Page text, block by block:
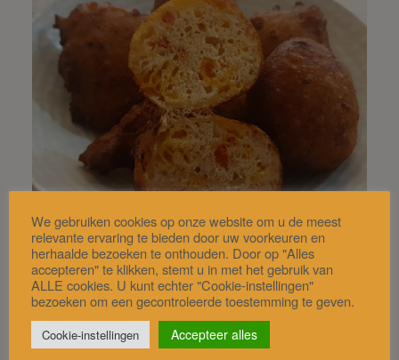
Oliebol – Chorizo
(5/ 5)
We gebruiken cookies op onze website om u de meest
relevante ervaring te bieden door uw voorkeuren en
herhaalde bezoeken te onthouden. Door op "Alles
accepteren" te klikken, stemt u in met het gebruik van
ALLE cookies. U kunt echter "Cookie-instellingen"
bezoeken om een gecontroleerde toestemming te geven.
Cookie-instellingen Accepteer alles